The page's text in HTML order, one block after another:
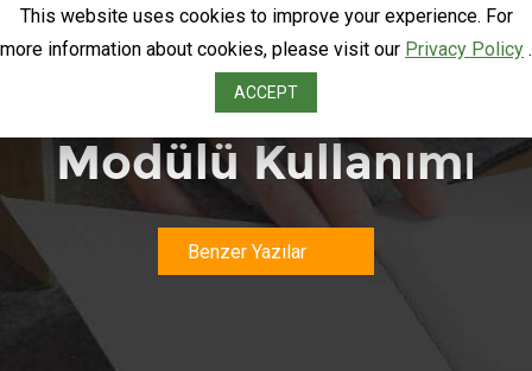
Elastix Call Center
Modülü Kullanımı
Benzer Yazılar
This website uses cookies to improve your experience. For
more information about cookies, please visit our Privacy Policy .
ACCEPT